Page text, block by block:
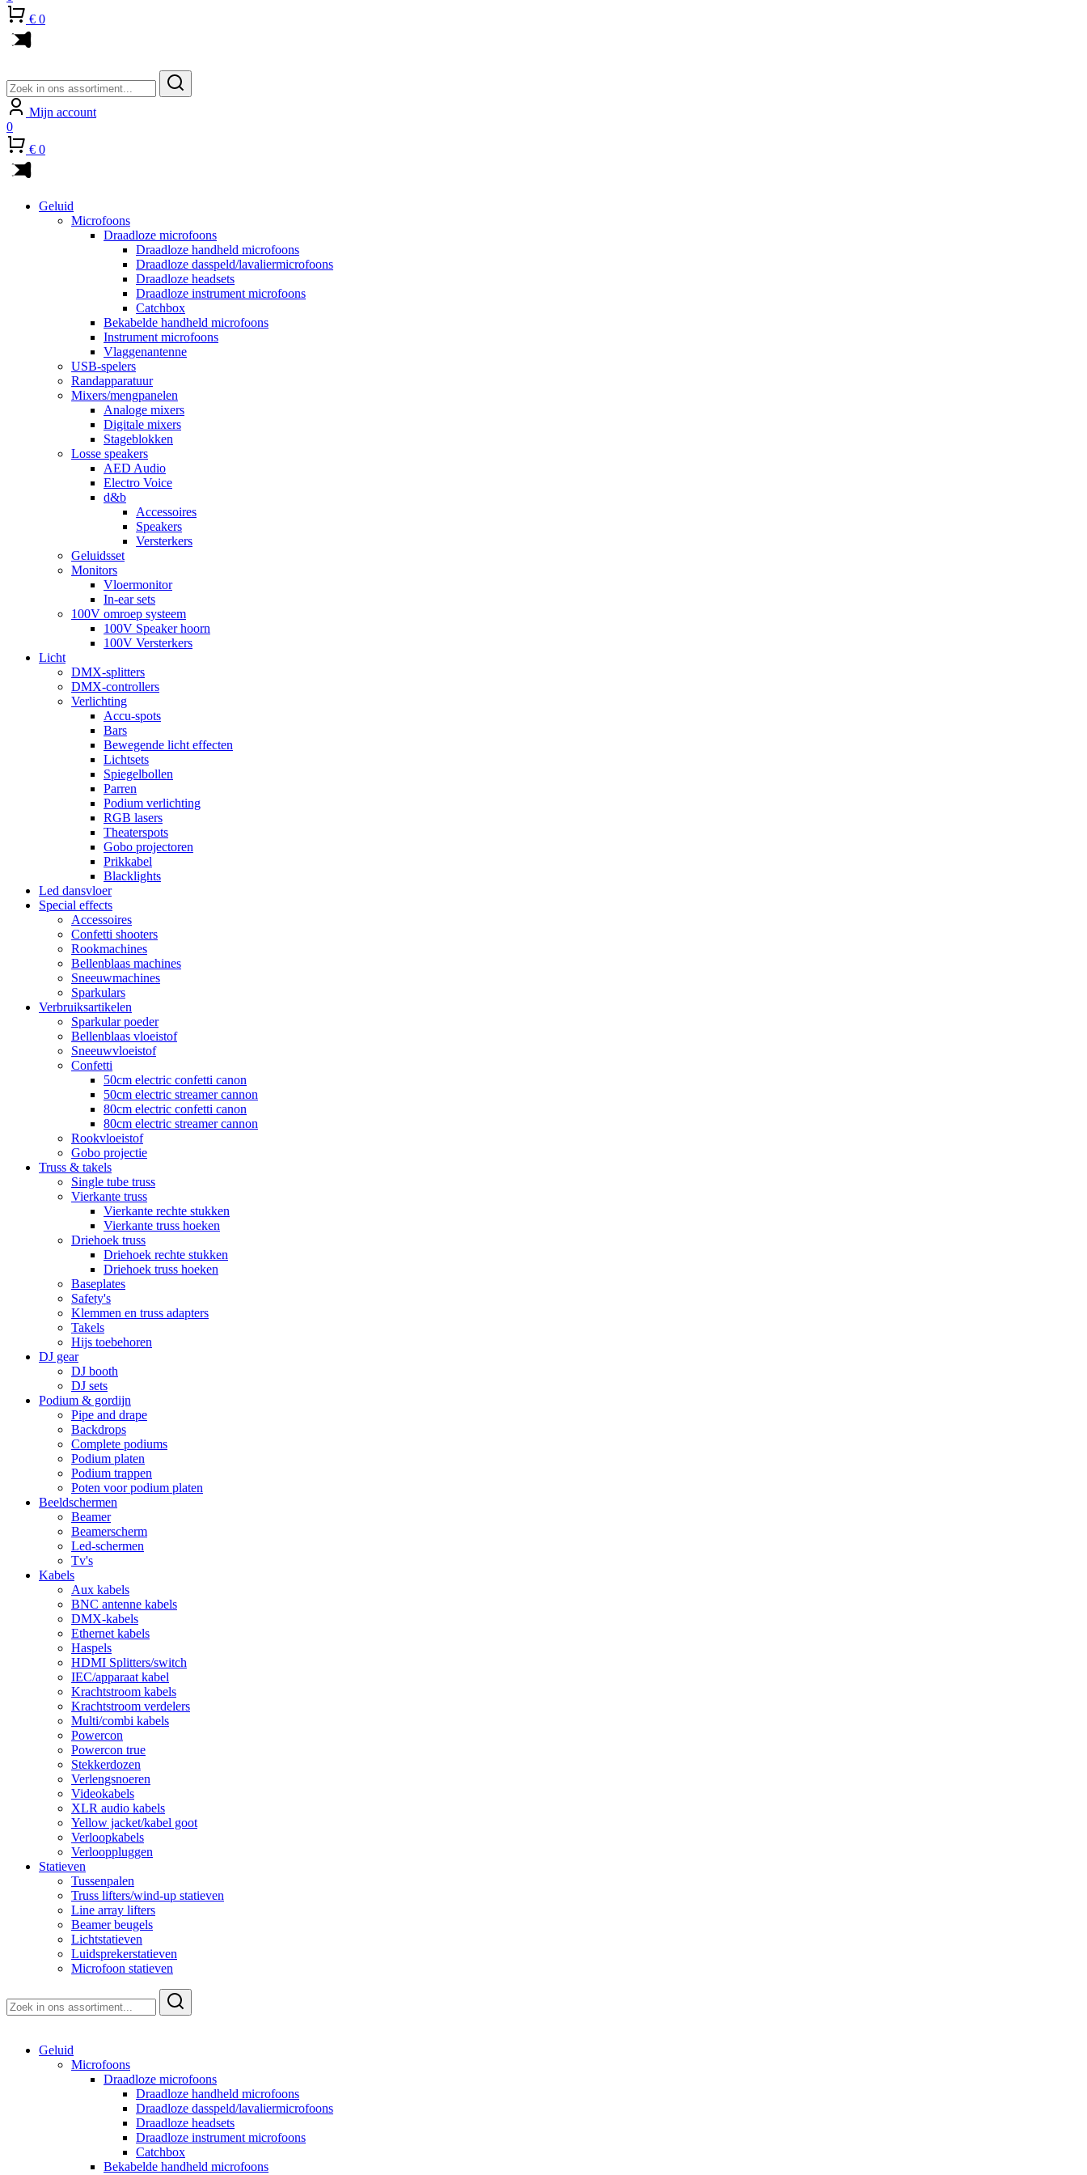
€ 0
naar:
Mijn account
0
€ 0
Geluid
Microfoons
Draadloze microfoons
Draadloze handheld microfoons
Draadloze dasspeld/lavaliermicrofoons
Draadloze headsets
Draadloze instrument microfoons
Catchbox
Bekabelde handheld microfoons
Instrument microfoons
Vlaggenantenne
USB-spelers
Randapparatuur
Mixers/mengpanelen
Analoge mixers
Digitale mixers
Stageblokken
Losse speakers
AED Audio
Electro Voice
d&b
Accessoires
Speakers
Versterkers
Geluidsset
Monitors
Vloermonitor
In-ear sets
100V omroep systeem
100V Speaker hoorn
100V Versterkers
Licht
DMX-splitters
DMX-controllers
Verlichting
Accu-spots
Bars
Bewegende licht effecten
Lichtsets
Spiegelbollen
Parren
Podium verlichting
RGB lasers
Theaterspots
Gobo projectoren
Prikkabel
Blacklights
Led dansvloer
Special effects
Accessoires
Confetti shooters
Rookmachines
Bellenblaas machines
Sneeuwmachines
Sparkulars
Verbruiksartikelen
Sparkular poeder
Bellenblaas vloeistof
Sneeuwvloeistof
Confetti
50cm electric confetti canon
50cm electric streamer cannon
80cm electric confetti canon
80cm electric streamer cannon
Rookvloeistof
Gobo projectie
Truss & takels
Single tube truss
Vierkante truss
Vierkante rechte stukken
Vierkante truss hoeken
Driehoek truss
Driehoek rechte stukken
Driehoek truss hoeken
Baseplates
Safety's
Klemmen en truss adapters
Takels
Hijs toebehoren
DJ gear
DJ booth
DJ sets
Podium & gordijn
Pipe and drape
Backdrops
Complete podiums
Podium platen
Podium trappen
Poten voor podium platen
Beeldschermen
Beamer
Beamerscherm
Led-schermen
Tv's
Kabels
Aux kabels
BNC antenne kabels
DMX-kabels
Ethernet kabels
Haspels
HDMI Splitters/switch
IEC/apparaat kabel
Krachtstroom kabels
Krachtstroom verdelers
Multi/combi kabels
Powercon
Powercon true
Stekkerdozen
Verlengsnoeren
Videokabels
XLR audio kabels
Yellow jacket/kabel goot
Verloopkabels
Verlooppluggen
Statieven
Tussenpalen
Truss lifters/wind-up statieven
Line array lifters
Beamer beugels
Lichtstatieven
Luidsprekerstatieven
Microfoon statieven
naar:
Geluid
Microfoons
Draadloze microfoons
Draadloze handheld microfoons
Draadloze dasspeld/lavaliermicrofoons
Draadloze headsets
Draadloze instrument microfoons
Catchbox
Bekabelde handheld microfoons